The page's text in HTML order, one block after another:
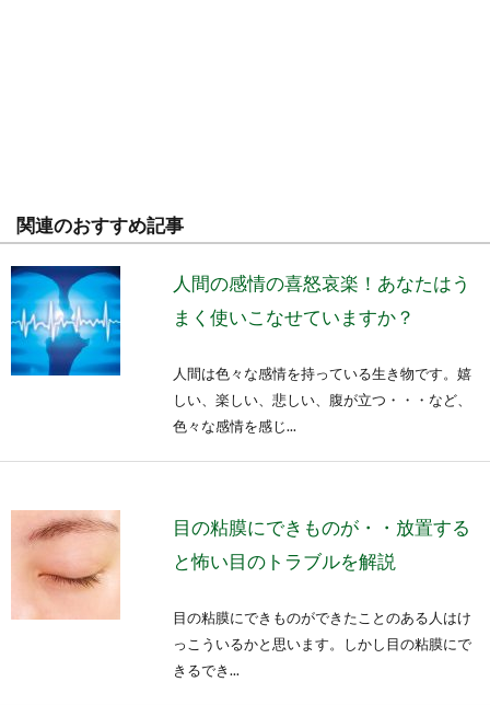
関連のおすすめ記事
人間の感情の喜怒哀楽！あなたはう
まく使いこなせていますか？
人間は色々な感情を持っている生き物です。嬉
しい、楽しい、悲しい、腹が立つ・・・など、
色々な感情を感じ...
目の粘膜にできものが・・放置する
と怖い目のトラブルを解説
目の粘膜にできものができたことのある人はけ
っこういるかと思います。しかし目の粘膜にで
きるでき...